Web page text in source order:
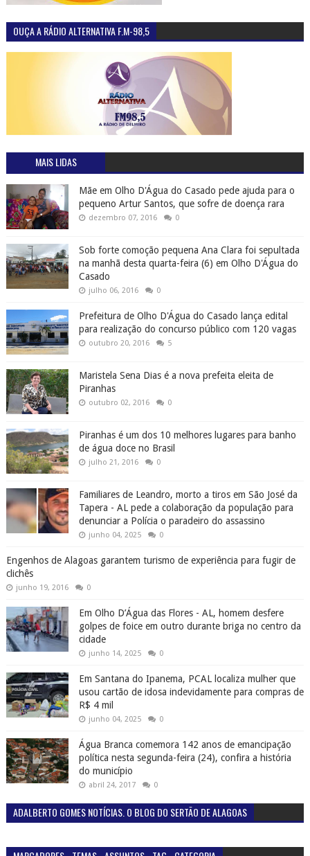
OUÇA A RÁDIO ALTERNATIVA F.M-98,5
MAIS LIDAS
Mãe em Olho D'Água do Casado pede ajuda para o
pequeno Artur Santos, que sofre de doença rara
dezembro 07, 2016 0
Sob forte comoção pequena Ana Clara foi sepultada
na manhã desta quarta-feira (6) em Olho D'Água do
Casado
julho 06, 2016 0
Prefeitura de Olho D'Água do Casado lança edital
para realização do concurso público com 120 vagas
outubro 20, 2016 5
Maristela Sena Dias é a nova prefeita eleita de
Piranhas
outubro 02, 2016 0
Piranhas é um dos 10 melhores lugares para banho
de água doce no Brasil
julho 21, 2016 0
Familiares de Leandro, morto a tiros em São José da
Tapera - AL pede a colaboração da população para
denunciar a Polícia o paradeiro do assassino
junho 04, 2025 0
Engenhos de Alagoas garantem turismo de experiência para fugir de
clichês
junho 19, 2016 0
Em Olho D’Água das Flores - AL, homem desfere
golpes de foice em outro durante briga no centro da
cidade
junho 14, 2025 0
Em Santana do Ipanema, PCAL localiza mulher que
usou cartão de idosa indevidamente para compras de
R$ 4 mil
junho 04, 2025 0
Água Branca comemora 142 anos de emancipação
política nesta segunda-feira (24), confira a história
do município
abril 24, 2017 0
ADALBERTO GOMES NOTÍCIAS. O BLOG DO SERTÃO DE ALAGOAS